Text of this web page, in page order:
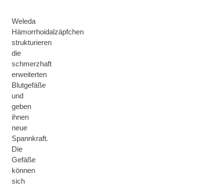
Weleda
Hämorrhoidalzäpfchen
strukturieren
die
schmerzhaft
erweiterten
Blutgefäße
und
geben
ihnen
neue
Spannkraft.
Die
Gefäße
können
sich